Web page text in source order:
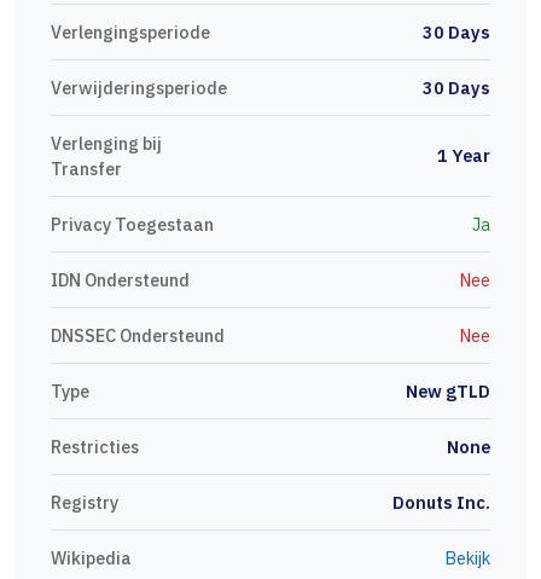
Verlengingsperiode 30 Days
Verwijderingsperiode 30 Days
Verlenging bij
Transfer
1 Year
Privacy Toegestaan Ja
IDN Ondersteund Nee
DNSSEC Ondersteund Nee
Type New gTLD
Restricties None
Registry Donuts Inc.
Wikipedia Bekijk